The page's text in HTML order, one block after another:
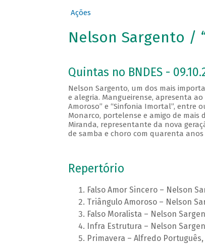
Ações
Nelson Sargento /
Quintas no BNDES -
Nelson Sargento, um dos mais
e alegria. Mangueirense, apresenta
Amoroso” e “Sinfonia Imortal”, entre
Monarco, portelense e amigo de mais
Miranda, representante da nova
de samba e choro com quarenta
Repertório
Falso Amor Sincero – Nelson
Triângulo Amoroso – Nelson
Falso Moralista – Nelson
Infra Estrutura – Nelson
Primavera – Alfredo